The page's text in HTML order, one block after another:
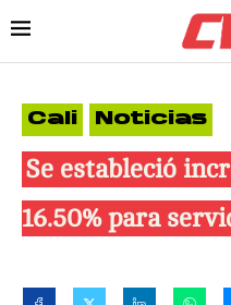
Cali Noticias
Se estableció
16.50% para